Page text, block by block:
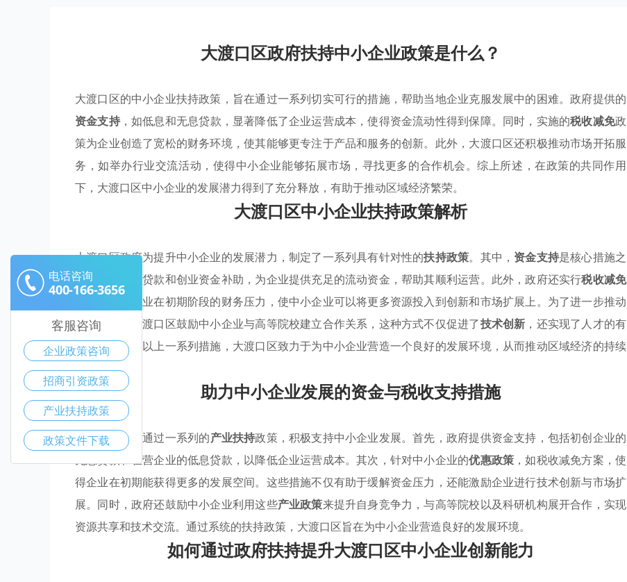
大渡口区政府扶持中小企业政策是什么？
大渡口区的中小企业扶持政策，旨在通过一系列切实可行的措施，帮助当地企业克服发展中的困难。政府提供的
资金支持，如低息和无息贷款，显著降低了企业运营成本，使得资金流动性得到保障。同时，实施的税收减免政
策为企业创造了宽松的财务环境，使其能够更专注于产品和服务的创新。此外，大渡口区还积极推动市场开拓服
务，如举办行业交流活动，使得中小企业能够拓展市场，寻找更多的合作机会。综上所述，在政策的共同作用
下，大渡口区中小企业的发展潜力得到了充分释放，有助于推动区域经济繁荣。
大渡口区中小企业扶持政策解析
大渡口区政府为提升中小企业的发展潜力，制定了一系列具有针对性的扶持政策。其中， 资金支持是核心措施之
一，包括低息贷款和创业资金补助，为企业提供充足的流动资金，帮助其顺利运营。此外，政府还实行税收减免
政策，减少企业在初期阶段的财务压力，使中小企业可以将更多资源投入到创新和市场扩展上。为了进一步推动
技术进步，大渡口区鼓励中小企业与高等院校建立合作关系，这种方式不仅促进了技术创新 ，还实现了人才的有
效培养。通过以上一系列措施，大渡口区致力于为中小企业营造一个良好的发展环境，从而推动区域经济的持续
增长与繁荣。
助力中小企业发展的资金与税收支持措施
大渡口区政府通过一系列的产业扶持政策，积极支持中小企业发展。首先，政府提供资金支持，包括初创企业的
无息贷款和在营企业的低息贷款，以降低企业运营成本。其次，针对中小企业的优惠政策 ，如税收减免方案，使
得企业在初期能获得更多的发展空间。这些措施不仅有助于缓解资金压力，还能激励企业进行技术创新与市场扩
展。同时，政府还鼓励中小企业利用这些产业政策来提升自身竞争力，与高等院校以及科研机构展开合作，实现
资源共享和技术交流。通过系统的扶持政策，大渡口区旨在为中小企业营造良好的发展环境。
如何通过政府扶持提升大渡口区中小企业创新能力
电话咨询
400-166-3656
客服咨询
企业政策咨询
招商引资政策
产业扶持政策
政策文件下载